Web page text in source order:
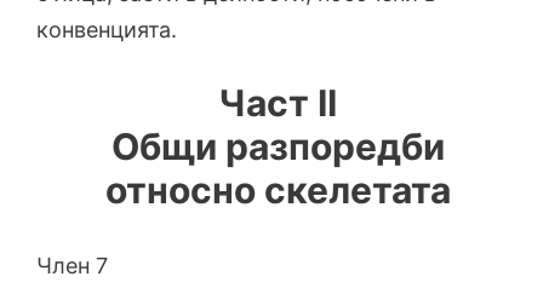
конвенцията.
Част II
Общи разпоредби
относно скелетата
Член 7